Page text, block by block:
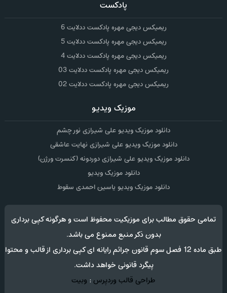
پادکست
ریمیکس دیجی مهره پادکست ددلایت 6
ریمیکس دیجی مهره پادکست ددلایت 5
ریمیکس دیجی مهره پادکست ددلایت 4
ریمیکس دیجی مهره پادکست ددلایت 03
ریمیکس دیجی مهره پادکست ددلایت 02
موزیک ویدیو
دانلود موزیک ویدیو علی شیرازی نور چشم
دانلود موزیک ویدیو علی شیرازی نهایت عاشقی
دانلود موزیک ویدیو علی شیرازی دوردونه (کنسرت ورژن)
دانلود موزیک ویدیو
دانلود موزیک ویدیو یاسین احمدی سقوط
تمامی حقوق مطالب برای موزیکیت محفوظ است و هرگونه کپی برداری
بدون ذکر منبع ممنوع می باشد.
طبق ماده 12 فصل سوم قانون جرائم رایانه ای کپی برداری از قالب و محتوا
پیگرد قانونی خواهد داشت.
طراحی قالب وردپرس: وبیت